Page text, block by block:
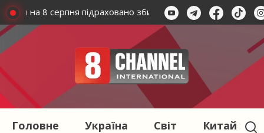
на 8 серпня підраховано збитки російських окупантів
Головне Україна Світ Китай